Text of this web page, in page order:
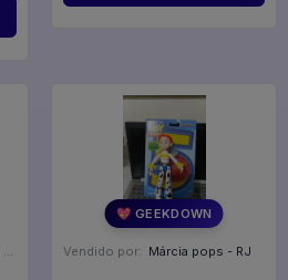
💖 GEEKDOWN
Vendido por: Márcia pops - RJ